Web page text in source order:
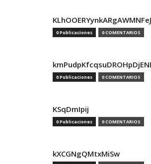
0 Publicaciones 0 COMENTARIOS
0 Publicaciones 0 COMENTARIOS
KSqDmIpij
0 Publicaciones 0 COMENTARIOS
kXCGNgQMtxMiSw